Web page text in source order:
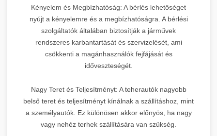
Kényelem és Megbízhatóság: A bérlés lehetőséget
nyújt a kényelemre és a megbízhatóságra. A bérlési
szolgáltatók általában biztosítják a járművek
rendszeres karbantartását és szervizelését, ami
csökkenti a magánhasználók fejfájását és
időveszteségét.
Nagy Teret és Teljesítményt: A teherautók nagyobb
belső teret és teljesítményt kínálnak a szállításhoz, mint
a személyautók. Ez különösen akkor előnyös, ha nagy
vagy nehéz terhek szállítására van szükség.